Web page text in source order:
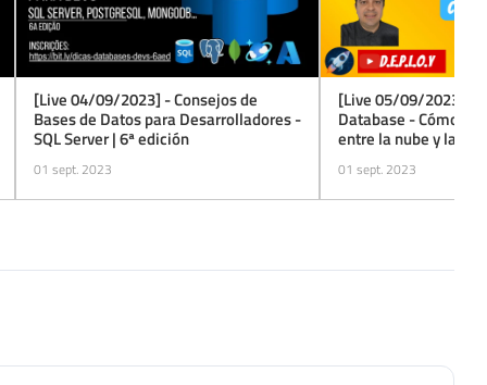
[Live 04/09/2023] - Consejos de
Bases de Datos para Desarrolladores -
SQL Server | 6ª edición
01 sept. 2023
[Live 05/09/2023] -
Database - Cómo
entre la nube y la
01 sept. 2023